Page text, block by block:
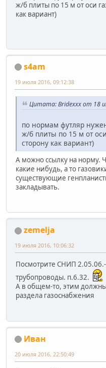
ж/б плиты по 15 м от оси
как вариант)
s4am
19 июля 2016, 09:12:38
Цитата: Bridexxx от 18
по нормам футляр
ж/б плиты по 15 м от
сторону как вариант)
А можно ссылку на норму.
какие нибудь, а то
существующие
закладывать.
zemelja
19 июля 2016, 10:06:32
Посмотрите СНИП
трубопроводы. п.6.32.
А в общем-то, этим
раздела газоснабжения
Иван
20 июля 2016, 22:50:49